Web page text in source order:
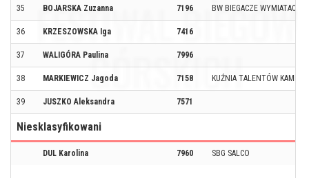
35 BOJARSKA Zuzanna 7196 BW BIEGACZE WYMIATACZE
36 KRZESZOWSKA Iga 7416
37 WALIGÓRA Paulina 7996
38 MARKIEWICZ Jagoda 7158 KUŹNIA TALENTÓW
39 JUSZKO Aleksandra 7571
Niesklasyfikowani
DUL Karolina 7960 SBG SALCO